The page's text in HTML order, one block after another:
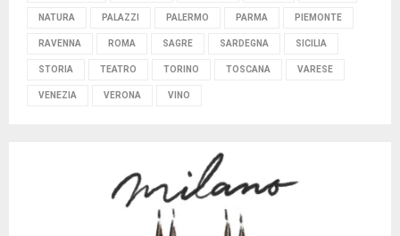
NATURA PALAZZI PALERMO PARMA PIEMONTE
RAVENNA ROMA SAGRE SARDEGNA SICILIA
STORIA TEATRO TORINO TOSCANA VARESE
VENEZIA VERONA VINO